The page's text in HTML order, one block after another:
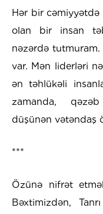
Hər bir
olan bir insan
nəzərdə tutmuram.
var. Mən liderləri
ən təhlükəli
zamanda,
düşünən vətəndaş
***
Özünə nifrət
Bəxtimizdən,